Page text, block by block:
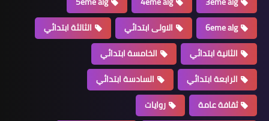
6eme alg
الاولى ابتدائي
الثالثة ابتدائي
الثانية ابتدائي
الخامسة ابتدائي
الرابعة ابتدائي
السادسة ابتدائي
ثقافة عامة
روايات